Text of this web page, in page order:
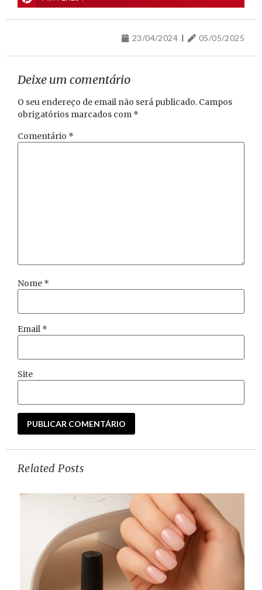
23/04/2024 05/05/2025
Deixe um comentário
O seu endereço de email não será publicado. Campos
obrigatórios marcados com *
Comentário *
Nome *
Email *
Site
Related Posts